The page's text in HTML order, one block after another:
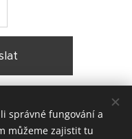
správné fungování a
můžeme zajistit tu